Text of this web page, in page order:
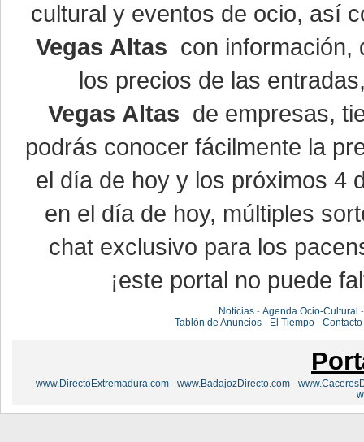
cultural y eventos de ocio, así
Vegas Altas con información,
los precios de las
Vegas Altas de empresas,
podrás conocer fácilmente la
el día de hoy y los próximos 4
en el día de hoy, múltiples
chat exclusivo para los
¡este portal no puede
Noticias -Agenda Ocio-Cultural
Tablón de Anuncios - El Tiempo - Contacto
www.DirectoExtremadura.com -www.BadajozDirecto.com -